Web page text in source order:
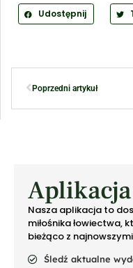
Udostępnij
Poprzedni artykuł
Nasza aplikacja to
miłośnika łowiectwa,
bieżąco z
Śledź aktualne